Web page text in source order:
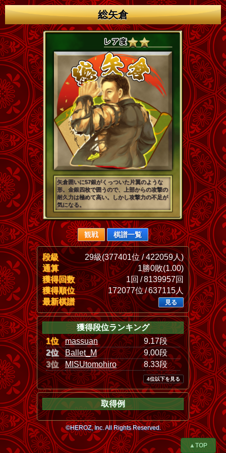
総矢倉
矢倉囲いに57銀がくっついた片翼のような
形。金銀四枚で囲うので、上部からの攻撃の
耐久力は極めて高い。しかし攻撃力の不足が
気になる。
観戦 棋譜一覧
段級
29級(377401位 / 422059人)
通算
1勝0敗(1.00)
獲得回数
1回 / 8139957回
獲得順位
172077位 / 637115人
最新棋譜
見る
獲得段位ランキング
1位
massuan
9.17段
2位
Ballet_M
9.00段
3位
MISUtomohiro 8.33段
4位以下を見る
取得例
©HEROZ, Inc. All Rights Reserved.
▲TOP